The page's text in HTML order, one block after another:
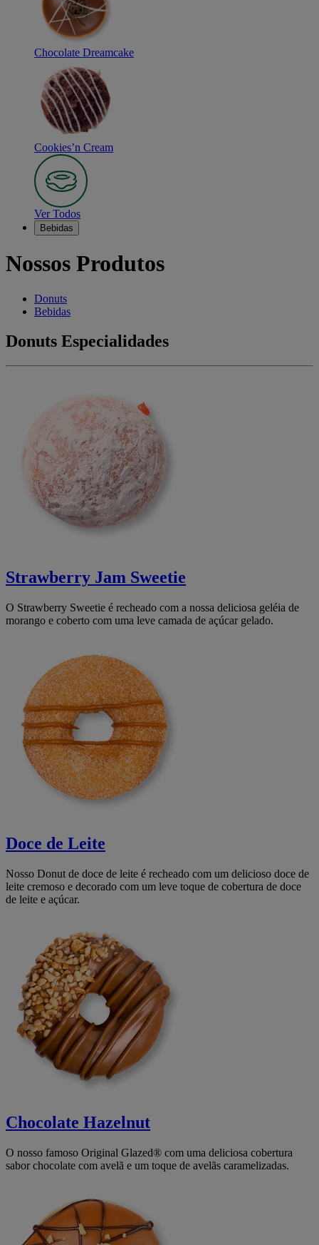
Chocolate Dreamcake
Cookies’n Cream
Ver Todos
Bebidas
Nossos Produtos
Donuts
Bebidas
Donuts Especialidades
Strawberry Jam Sweetie
O Strawberry Sweetie é recheado com a nossa deliciosa geléia de
morango e coberto com uma leve camada de açúcar gelado.
Doce de Leite
Nosso Donut de doce de leite é recheado com um delicioso doce de
leite cremoso e decorado com um leve toque de cobertura de doce
de leite e açúcar.
Chocolate Hazelnut
O nosso famoso Original Glazed® com uma deliciosa cobertura
sabor chocolate com avelã e um toque de avelãs caramelizadas.